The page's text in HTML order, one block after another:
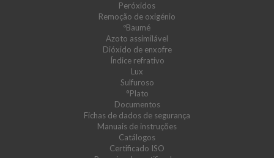
Peróxidos
Remoção de oxigénio
ºBaumé
Azoto assimilável
Dióxido de enxofre
Índice refrativo
Lux
Sulfuroso
°Plato
Documentos
Fichas de dados de segurança
Manuais de instruções
Catálogos
Certificado ISO